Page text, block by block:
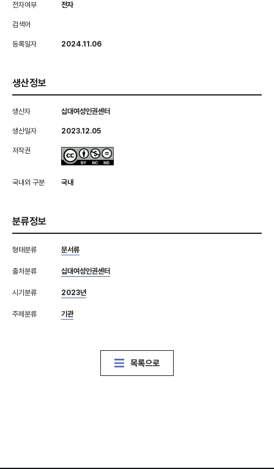
전자여부 전자
검색어
등록일자 2024.11.06
생산정보
생산자 십대여성인권센터
생산일자 2023.12.05
저작권
국내외 구분 국내
분류정보
형태분류 문서류
출처분류 십대여성인권센터
시기분류 2023년
주제분류 기관
목록으로